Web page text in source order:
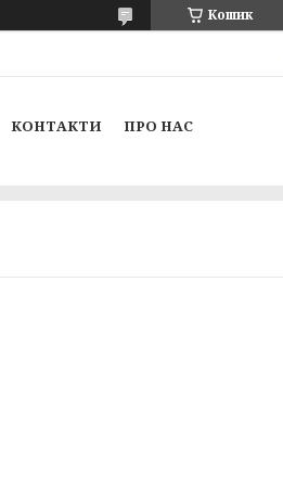
Кошик
КОНТАКТИ ПРО НАС